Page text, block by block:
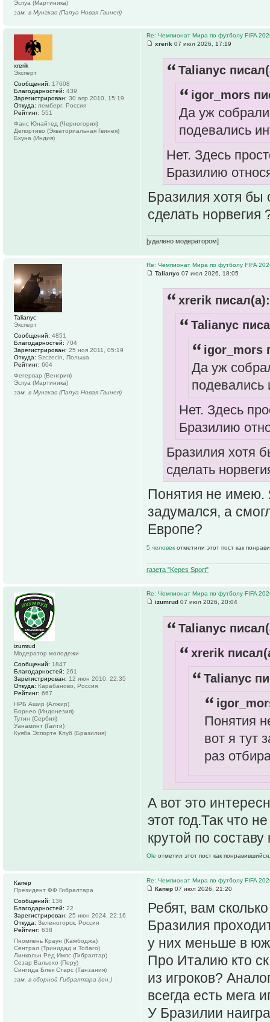
Эспуа (Мартиника)
зам. в Мунгкас (Папуа Новая Гвинея)
Re: Чемпионат Мира по футболу FIFA
xrerik 07 июл 2026, 17:19
Talianyc
igor_mors
Да уж
подевались
Нет. Здесь
Бразилию
Бразилия хотя бы
сделать норвегия
[удалено модератором]
xrerik
Эксперт
Сообщений: 17608
Благодарностей: 439
Зарегистрирован: 30 апр 2010, 15:19
Откуда: лемберг, Россия
Рейтинг: 551
Фанс Юнайтед (Черногория)
Депортиво (Экваториальная Гвинея)
Бхуна (Индия)
Re: Чемпионат Мира по футболу FIFA
Talianyc 07 июл 2026, 18:05
xrerik писал(а):
Talianyc
igor_mors
Да уж
подевались
Нет. Здесь
Бразилию
Бразилия хотя
сделать
Понятия не имею.
задумался, а
Европе?
5 человекотметили этот пост как
газета "Kepes Sport"
Talianyc
Эксперт
Сообщений: 4851
Благодарностей: 704
Зарегистрирован: 25 ноя 2011, 05:19
Откуда: Szczecin, Польша
Рейтинг: 604
Фегервар (Венгрия)
Эспуа (Мартиника)
зам. в Мунгкас (Папуа Новая Гвинея)
Re: Чемпионат Мира по футболу FIFA
izumrud 07 июл 2026, 20:04
Talianyc
xrerik
Talianyc
Понятия
вот я тут
раз
А вот это
этот год.Так что
крутой по
Ole отметил этот пост как понравившийся.
izumrud
Модератор молодежи
Сообщений: 1847
Благодарностей: 261
Зарегистрирован: 12 июн 2010, 22:35
Откуда: Карабаново, Россия
Рейтинг: 667
НРБ Ашир (Алжир)
Борнео (Индонезия)
Тутин (Сербия)
Уанаминт (Гаити)
Куяба Эспорте Клуб (Бразилия)
Re: Чемпионат Мира по футболу FIFA
Капер 07 июл 2026, 21:20
Ребят, вам
Бразилия
у них меньше в
Про Италию кто
из игроков?
всегда есть мега
У Бразилии
Капер
Президент ФФ Гибралтара
Сообщений: 136
Благодарностей: 22
Зарегистрирован: 25 июн 2024, 22:16
Откуда: Зеленогорск, Россия
Рейтинг: 638
Пномпень Краун (Камбоджа)
Сентрал (Тринидад и Тобаго)
Линкольн Ред Импс (Гибралтар)
Сезар Вальехо (Перу)
Сингида Блек Старс (Танзания)
зам. в сборной Гибралтара (юн.)